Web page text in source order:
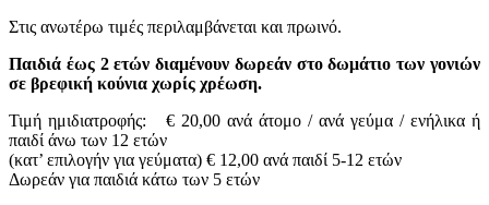
Στις ανωτέρω τιμές περιλαμβάνεται και πρωινό.
Παιδιά έως 2 ετών διαμένουν δωρεάν στο δωμάτιο των γονιών
σε βρεφική κούνια χωρίς χρέωση.
Τιμή ημιδιατροφής: € 20,00 ανά άτομο / ανά γεύμα / ενήλικα ή
παιδί άνω των 12 ετών
(κατ’ επιλογήν για γεύματα) € 12,00 ανά παιδί 5-12 ετών
Δωρεάν για παιδιά κάτω των 5 ετών